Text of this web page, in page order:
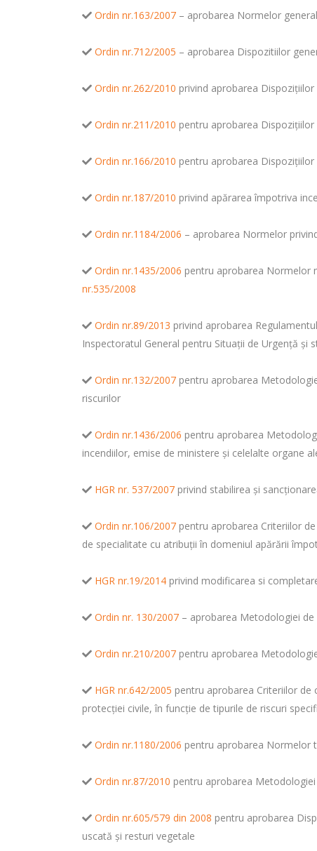
Ordin nr.163/2007 – aprobarea Normelor
Ordin nr.712/2005 – aprobarea Dispozitiilor
Ordin nr.262/2010 privind aprobarea
Ordin nr.211/2010 pentru aprobarea
Ordin nr.166/2010 pentru aprobarea
Ordin nr.187/2010 privind apărarea împotriva
Ordin nr.1184/2006 – aprobarea Normelor
Ordin nr.1435/2006 pentru aprobarea Normelor
nr.535/2008
Ordin nr.89/2013 privind aprobarea
Inspectoratul General pentru Situaţii de Urgenţă şi
Ordin nr.132/2007 pentru aprobarea
riscurilor
Ordin nr.1436/2006 pentru aprobarea
incendiilor, emise de ministere şi celelalte organe
HGR nr. 537/2007 privind stabilirea şi
Ordin nr.106/2007 pentru aprobarea Criteriilor
de specialitate cu atribuţii în domeniul apărării
HGR nr.19/2014 privind modificarea si
Ordin nr. 130/2007 – aprobarea Metodologiei
Ordin nr.210/2007 pentru aprobarea
HGR nr.642/2005 pentru aprobarea Criteriilor
protecţiei civile, în funcţie de tipurile de riscuri
Ordin nr.1180/2006 pentru aprobarea Normelor
Ordin nr.87/2010 pentru aprobarea
Ordin nr.605/579 din 2008 pentru aprobarea
uscată şi resturi vegetale